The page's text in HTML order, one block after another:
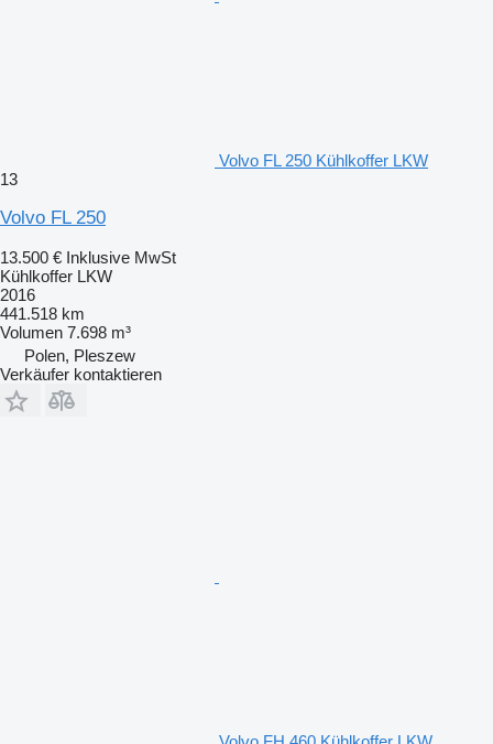
Volvo FL 250 Kühlkoffer LKW
13
Volvo FL 250
13.500 € Inklusive MwSt
Kühlkoffer LKW
2016
441.518 km
Volumen 7.698 m³
Polen, Pleszew
Verkäufer kontaktieren